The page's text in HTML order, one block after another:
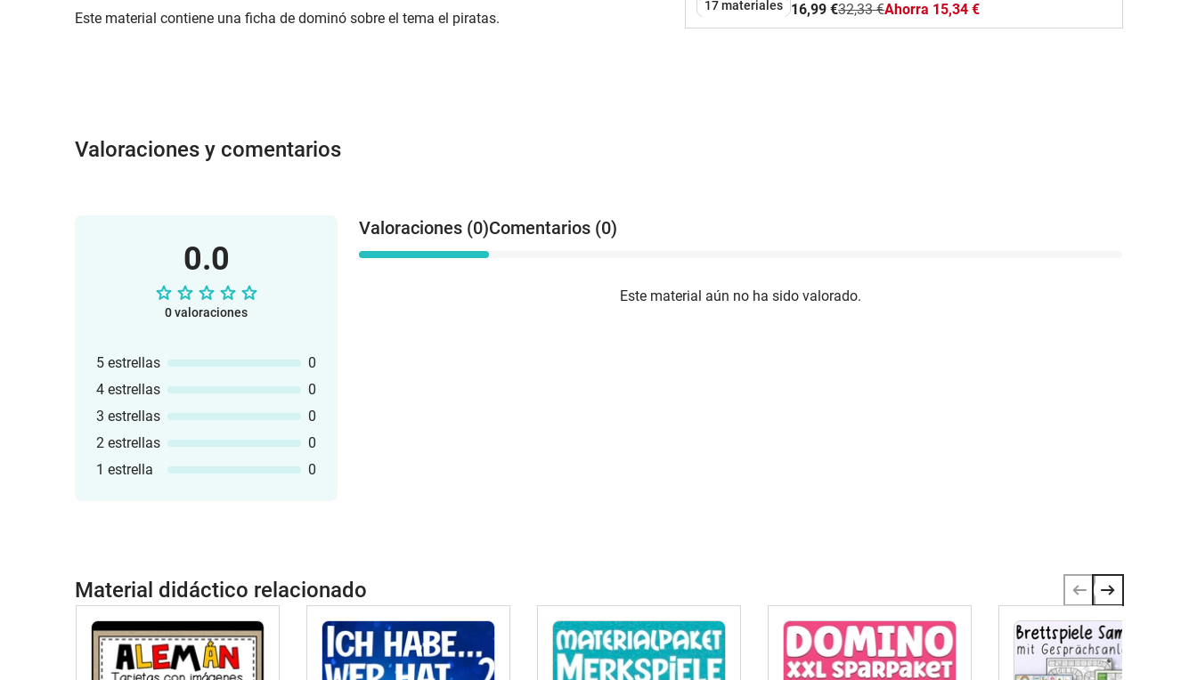
Este material contiene una ficha de dominó sobre el tema el piratas.
17 materiales 16,99 €32,33 €Ahorra 15,34 €
Valoraciones y comentarios
0.0
0 valoraciones
5 estrellas
0
4 estrellas
0
3 estrellas
0
2 estrellas
0
1 estrella
0
Valoraciones (0)Comentarios (0)
Este material aún no ha sido valorado.
Material didáctico relacionado